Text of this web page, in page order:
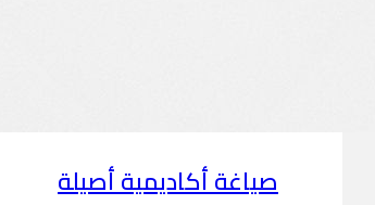
صياغة أكاديمية أصيلة